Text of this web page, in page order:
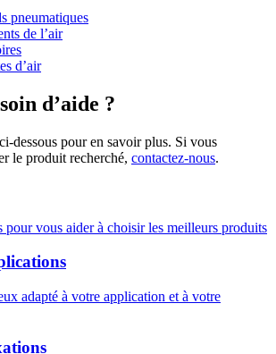
pneumatiques
de l’air
d’air
d’aide ?
dessous pour en savoir plus. Si vous
le produit recherché, contactez-nous.
pour vous aider à choisir les meilleurs produits
adapté à votre application et à votre